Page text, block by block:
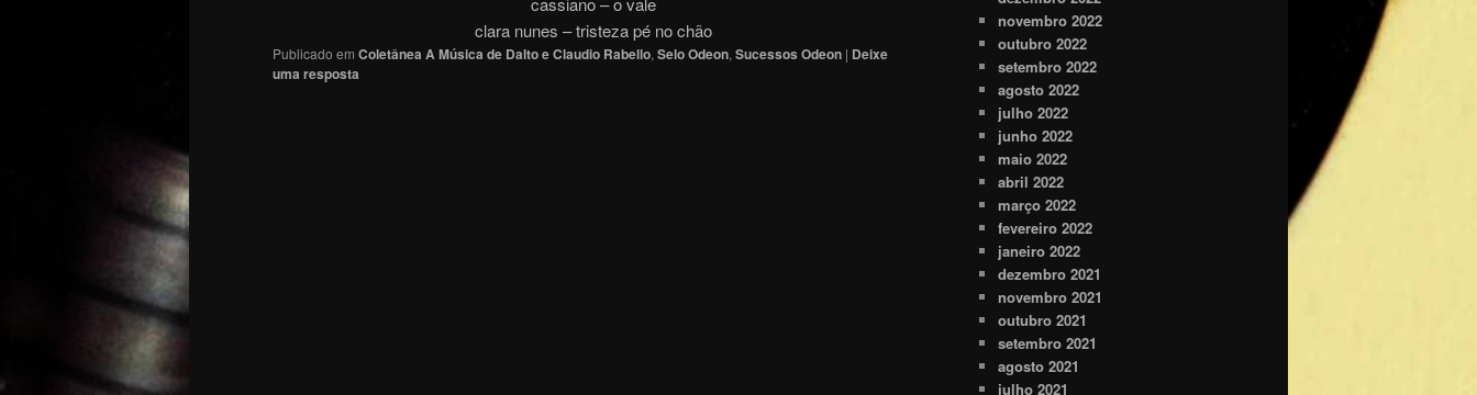
clara nunes – tristeza pé no chão
Publicado em Coletânea A Música de Dalto e Claudio Rabello, Selo Odeon, Sucessos Odeon | Deixe
uma resposta
novembro 2022
outubro 2022
setembro 2022
agosto 2022
julho 2022
junho 2022
maio 2022
abril 2022
março 2022
fevereiro 2022
janeiro 2022
dezembro 2021
novembro 2021
outubro 2021
setembro 2021
agosto 2021
julho 2021